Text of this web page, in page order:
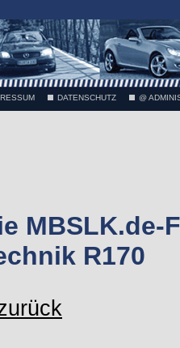
DATENSCHUTZ @
MBSLK.de-
R170